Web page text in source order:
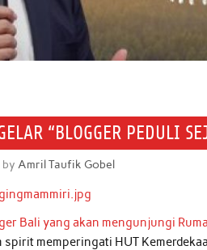
“BLOGGER PEDULI
byAmril Taufik Gobel
Bali yang akan mengunjungi
spirit memperingati HUT